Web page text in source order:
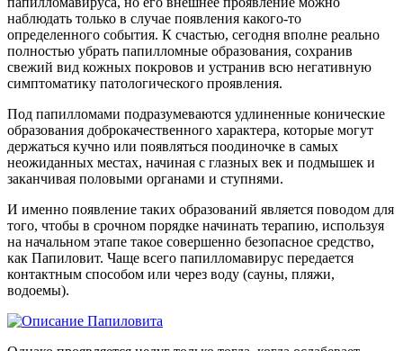
наблюдать только в случае появления какого-то
определенного события. К счастью, сегодня вполне реально
полностью убрать папилломные образования, сохранив
свежий вид кожных покровов и устранив всю негативную
симптоматику патологического проявления.
Под папилломами подразумеваются удлиненные конические
образования доброкачественного характера, которые могут
держаться кучно или появляться поодиночке в самых
неожиданных местах, начиная с глазных век и подмышек и
заканчивая половыми органами и ступнями.
И именно появление таких образований является поводом для
того, чтобы в срочном порядке начинать терапию, используя
на начальном этапе такое совершенно безопасное средство,
как Папиловит. Чаще всего папилломавирус передается
контактным способом или через воду (сауны, пляжи,
водоемы).